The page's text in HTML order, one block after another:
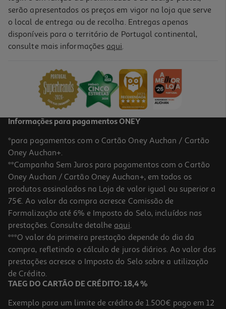
Alho Picado Margão Saqueta 40g
4.5
Alho Margão Picado 60g
59 €/Kg
3,54 €
serão apresentados os preços em vigor na loja que serve
o local de entrega ou de recolha. Entregas apenas
disponíveis para o território de Portugal continental,
consulte mais informações aqui.
Informações para pagamentos ONEY
*para pagamentos com o Cartão Oney Auchan / Cartão
Oney Auchan+.
**Campanha Sem Juros para pagamentos com o Cartão
Oney Auchan / Cartão Oney Auchan+, em todos os
produtos assinalados na Loja de valor igual ou superior a
75€. Ao valor da compra acresce Comissão de
Formalização até 6% e Imposto do Selo, incluídos nas
prestações. Consulte detalhe aqui.
***O valor da primeira prestação depende do dia da
compra, refletindo o cálculo de juros diários. Ao valor das
prestações acresce o Imposto do Selo sobre a utilização
de Crédito.
TAEG DO CARTÃO DE CRÉDITO: 18,4 %
Exemplo para um limite de crédito de 1.500€ pago em 12